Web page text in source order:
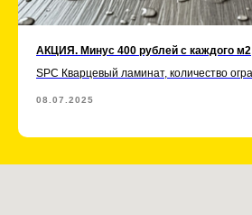
АКЦИЯ. Минус 400 рублей с каждого м2
SPC Кварцевый ламинат, количество
08.07.2025